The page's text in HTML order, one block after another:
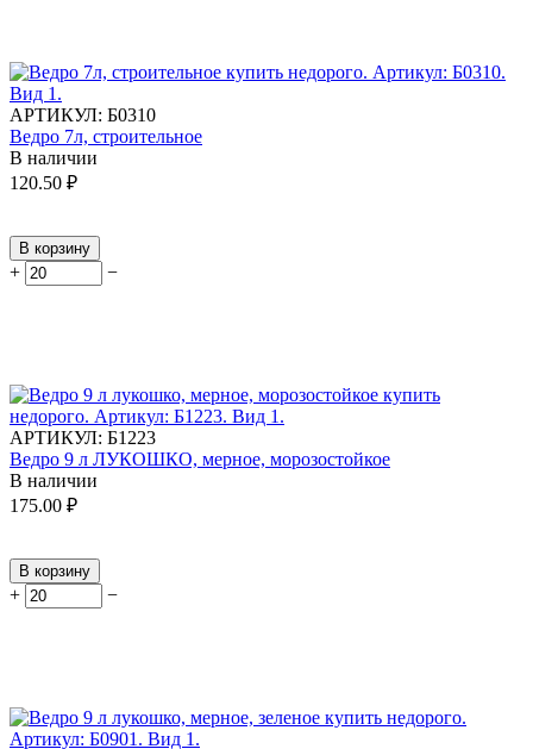
АРТИКУЛ: Б0310
Ведро 7л, строительное
В наличии
120.50 ₽
В корзину
+ −
АРТИКУЛ: Б1223
Ведро 9 л ЛУКОШКО, мерное, морозостойкое
В наличии
175.00 ₽
В корзину
+ −